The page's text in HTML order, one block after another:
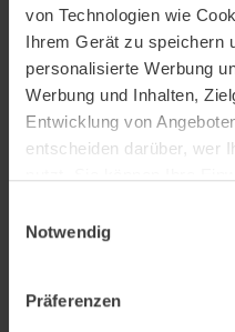
von Technologien wie
Ihrem Gerät zu speichern
personalisierte Werbung
Werbung und Inhalten,
Entwicklung von
entscheiden darüber, wer
Trigger Symbol ändern
Informationen über
Notwendig
Präferenzen